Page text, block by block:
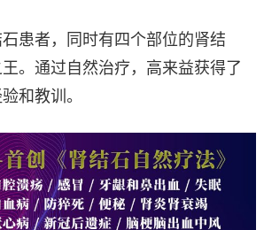
患者，同时有四个部位的肾结
。通过自然治疗，高来益获得了
和教训。